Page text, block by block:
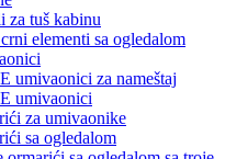
za tuš kabinu
elementi sa ogledalom
umivaonici za nameštaj
umivaonici
za umivaonike
sa ogledalom